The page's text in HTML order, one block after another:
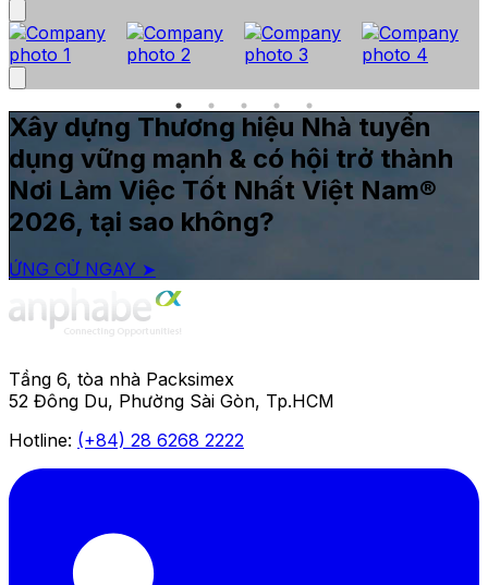
Xây dựng Thương hiệu Nhà tuyển
dụng vững mạnh & có hội trở thành
Nơi Làm Việc Tốt Nhất Việt Nam®
2026, tại sao không?
ỨNG CỬ NGAY ➤
Tầng 6, tòa nhà Packsimex
52 Đông Du, Phường Sài Gòn, Tp.HCM
Hotline: (+84) 28 6268 2222